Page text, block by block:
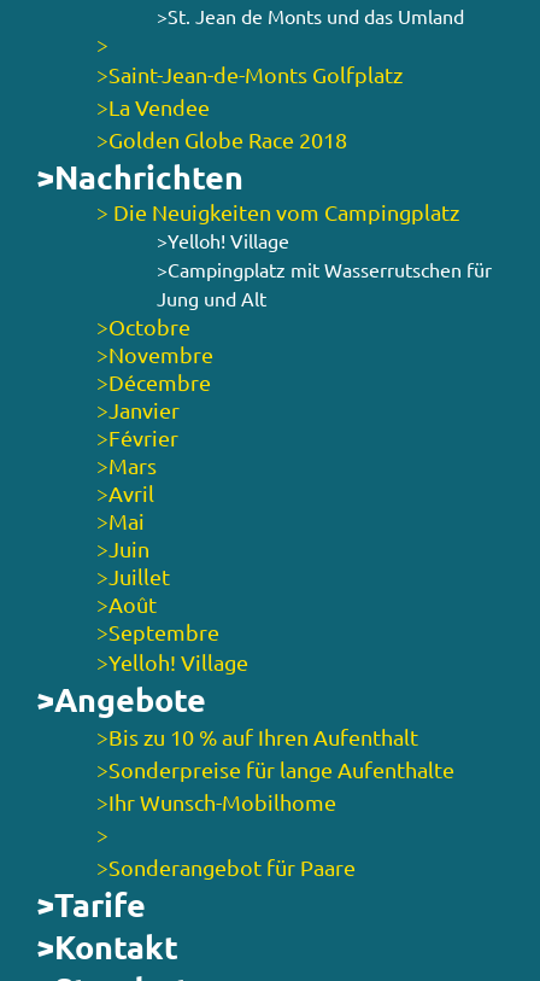
>St. Jean de Monts und das Umland
>
>Saint-Jean-de-Monts Golfplatz
>La Vendee
>Golden Globe Race 2018
>Nachrichten
> Die Neuigkeiten vom Campingplatz
>Yelloh! Village
>Campingplatz mit Wasserrutschen für
Jung und Alt
>Octobre
>Novembre
>Décembre
>Janvier
>Février
>Mars
>Avril
>Mai
>Juin
>Juillet
>Août
>Septembre
>Yelloh! Village
>Angebote
>Bis zu 10 % auf Ihren Aufenthalt
>Sonderpreise für lange Aufenthalte
>Ihr Wunsch-Mobilhome
>
>Sonderangebot für Paare
>Tarife
>Kontakt